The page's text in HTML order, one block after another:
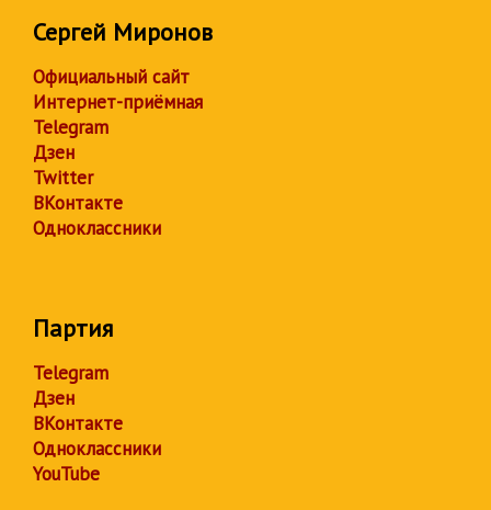
Сергей Миронов
Официальный сайт
Интернет-приёмная
Telegram
Дзен
Twitter
ВКонтакте
Одноклассники
Партия
Telegram
Дзен
ВКонтакте
Одноклассники
YouTube